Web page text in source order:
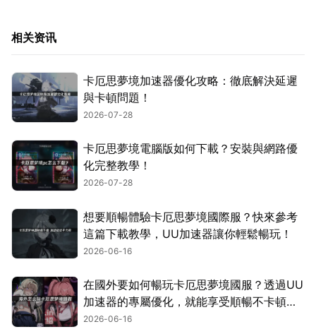
相关资讯
卡厄思夢境加速器優化攻略：徹底解決延遲
與卡頓問題！
2026-07-28
卡厄思夢境電腦版如何下載？安裝與網路優
化完整教學！
2026-07-28
想要順暢體驗卡厄思夢境國際服？快來參考
這篇下載教學，UU加速器讓你輕鬆暢玩！
2026-06-16
在國外要如何暢玩卡厄思夢境國服？透過UU
加速器的專屬優化，就能享受順暢不卡頓的
遊玩體驗！
2026-06-16